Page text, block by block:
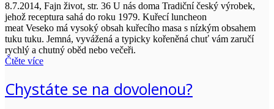
8.7.2014, Fajn život, str. 36 U nás doma Tradiční český výrobek,
jehož receptura sahá do roku 1979. Kuřecí luncheon
meat Veseko má vysoký obsah kuřecího masa s nízkým obsahem
tuku tuku. Jemná, vyvážená a typicky kořeněná chuť vám zaručí
rychlý a chutný oběd nebo večeři.
Čtěte více
Chystáte se na dovolenou?